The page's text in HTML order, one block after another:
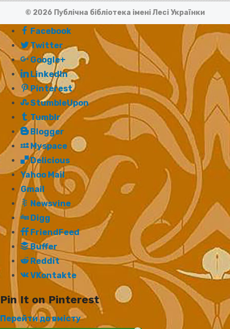
© 2026 Публічна бібліотека імені Лесі Українки
Facebook
Twitter
Google+
LinkedIn
Pinterest
StumbleUpon
Tumblr
Blogger
Myspace
Delicious
Yahoo Mail
Gmail
Newsvine
Digg
FriendFeed
Buffer
Reddit
VKontakte
Pin It on Pinterest
Перейти до вмісту